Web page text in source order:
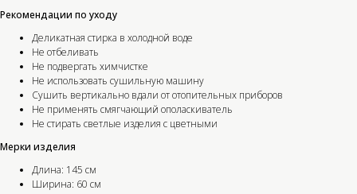
Рекомендации по уходу
Деликатная стирка в холодной воде
Не отбеливать
Не подвергать химчистке
Не использовать сушильную машину
Сушить вертикально вдали от отопительных приборов
Не применять смягчающий ополаскиватель
Не стирать светлые изделия с цветными
Мерки изделия
Длина: 145 см
Ширина: 60 см